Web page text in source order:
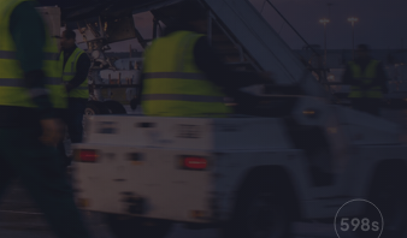
597s